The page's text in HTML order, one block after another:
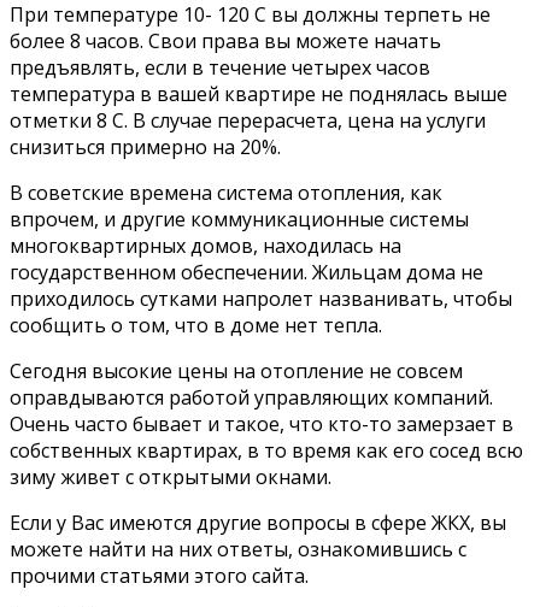
При температуре 10- 120 С вы должны терпеть не
более 8 часов. Свои права вы можете начать
предъявлять, если в течение четырех часов
температура в вашей квартире не поднялась выше
отметки 8 С. В случае перерасчета, цена на услуги
снизиться примерно на 20%.
В советские времена система отопления, как
впрочем, и другие коммуникационные системы
многоквартирных домов, находилась на
государственном обеспечении. Жильцам дома не
приходилось сутками напролет названивать, чтобы
сообщить о том, что в доме нет тепла.
Сегодня высокие цены на отопление не совсем
оправдываются работой управляющих компаний.
Очень часто бывает и такое, что кто-то замерзает в
собственных квартирах, в то время как его сосед всю
зиму живет с открытыми окнами.
Если у Вас имеются другие вопросы в сфере ЖКХ, вы
можете найти на них ответы, ознакомившись с
прочими статьями этого сайта.